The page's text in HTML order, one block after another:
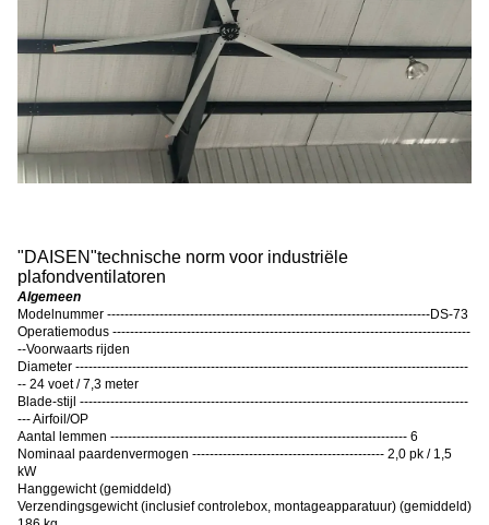
"DAISEN"technische norm voor industriële
plafondventilatoren
Algemeen
Modelnummer --------------------------------------------------------------------------DS-73
Operatiemodus ----------------------------------------------------------------------------------
--Voorwaarts rijden
Diameter ------------------------------------------------------------------------------------------
-- 24 voet / 7,3 meter
Blade-stijl -----------------------------------------------------------------------------------------
--- Airfoil/OP
Aantal lemmen -------------------------------------------------------------------- 6
Nominaal paardenvermogen -------------------------------------------- 2,0 pk / 1,5
kW
Hanggewicht (gemiddeld)
Verzendingsgewicht (inclusief controlebox, montageapparatuur) (gemiddeld)